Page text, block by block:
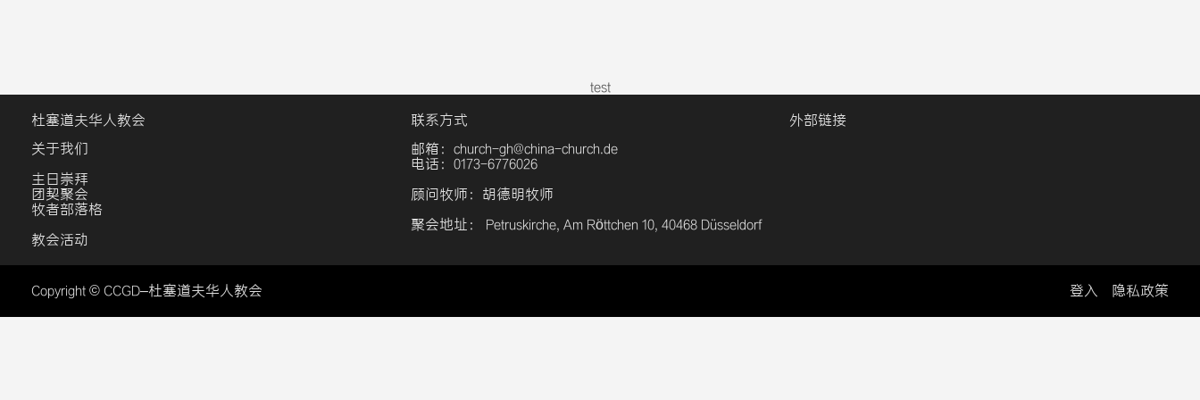
test
杜塞道夫华人教会
关于我们
主日崇拜
团契聚会
牧者部落格
教会活动
联系方式
邮箱：church-gh@china-church.de
电话：0173-6776026
顾问牧师：胡德明牧师
聚会地址： Petruskirche, Am Röttchen 10, 40468 Düsseldorf
外部链接
Copyright © CCGD–杜塞道夫华人教会 登入 隐私政策